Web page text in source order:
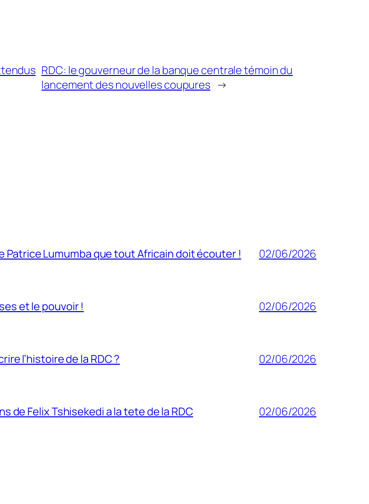
RDC: le gouverneur de la banque centrale témoin du
lancement des nouvelles coupures →
Patrice Lumumba que tout Africain doit écouter ! 02/06/2026
et le pouvoir ! 02/06/2026
l’histoire de la RDC ? 02/06/2026
de Felix Tshisekedi a la tete de la RDC 02/06/2026